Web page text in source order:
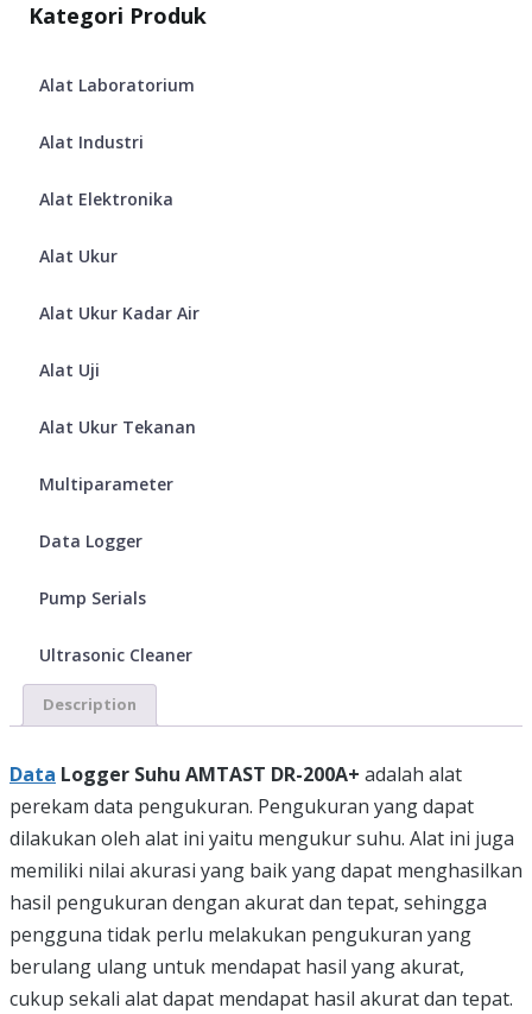
Kategori Produk
Alat Laboratorium
Alat Industri
Alat Elektronika
Alat Ukur
Alat Ukur Kadar Air
Alat Uji
Alat Ukur Tekanan
Multiparameter
Data Logger
Pump Serials
Ultrasonic Cleaner
Description
Data Logger Suhu AMTAST DR-200A+ adalah alat
perekam data pengukuran. Pengukuran yang dapat
dilakukan oleh alat ini yaitu mengukur suhu. Alat ini juga
memiliki nilai akurasi yang baik yang dapat menghasilkan
hasil pengukuran dengan akurat dan tepat, sehingga
pengguna tidak perlu melakukan pengukuran yang
berulang ulang untuk mendapat hasil yang akurat,
cukup sekali alat dapat mendapat hasil akurat dan tepat.